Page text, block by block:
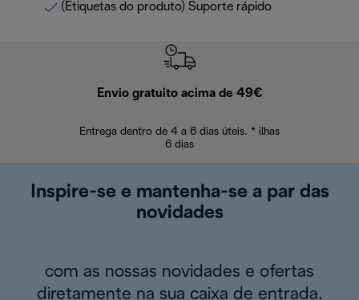
(Etiquetas do produto) Suporte rápido
Envio gratuito acima de 49€
Entrega dentro de 4 a 6 dias úteis. * ilhas
6 dias
Inspire-se e mantenha-se a par das
novidades
com as nossas novidades e ofertas
diretamente na sua caixa de entrada.